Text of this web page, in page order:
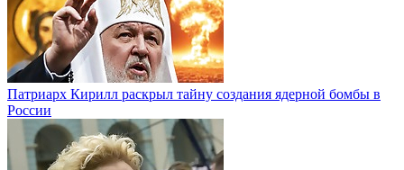
Патриарх Кирилл раскрыл тайну создания ядерной бомбы в
России